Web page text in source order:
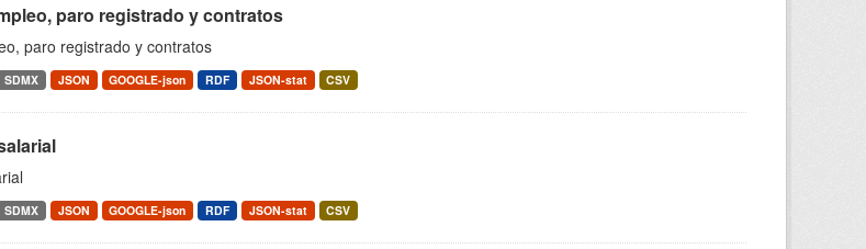
paro registrado y contratos
paro registrado y contratos
SDMX JSON GOOGLE-json RDF JSON-stat CSV
SDMX JSON GOOGLE-json RDF JSON-stat CSV